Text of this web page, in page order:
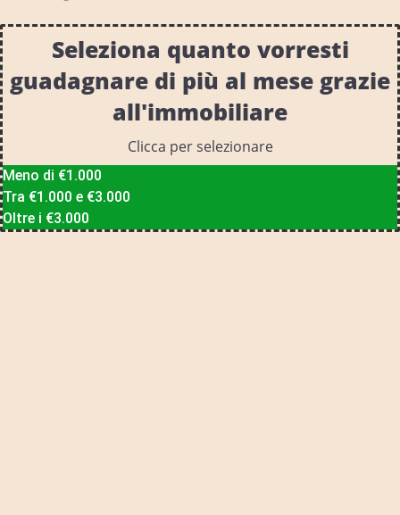
Seleziona quanto vorresti
guadagnare di più al mese grazie
all'immobiliare
Clicca per selezionare
Meno di €1.000
Tra €1.000 e €3.000
Oltre i €3.000